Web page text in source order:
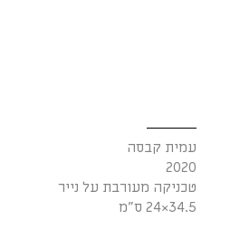
עמית קבסה
2020
טכניקה מעורבת על נייר
34.5×24 ס"מ